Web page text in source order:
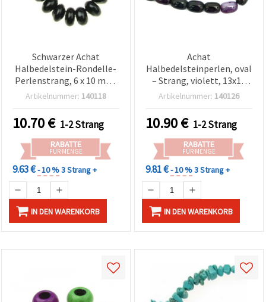
Schwarzer Achat
Halbedelstein-Rondelle-
Perlenstrang, 6 x 10 mm,
ca. 68 Stück,
Artikelnummer: 140118
10.70€ 1-2 Strang
RABATTE
FÜR MENGE
9.63 €- 10 %3 Strang +
IN DEN WARENKORB
Achat
Halbedelsteinperlen, oval
– Strang, violett, 13x18
mm, ca. 22 Stück
Artikelnummer: 140126
10.90€ 1-2 Strang
RABATTE
FÜR MENGE
9.81 €- 10 %3 Strang +
IN DEN WARENKORB